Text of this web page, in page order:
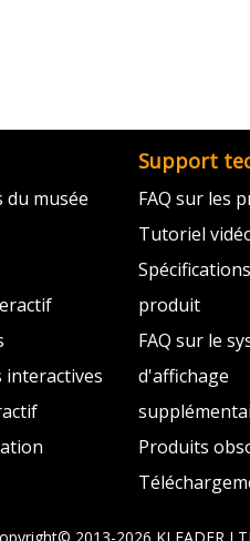
du musée
Support
FAQ sur les
Tutoriel
produit
FAQ sur le
d'affichage
Produits
2013-2026 KLEADER